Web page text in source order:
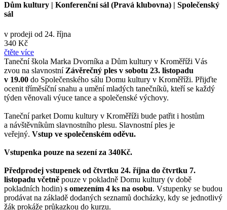
Dům kultury | Konferenční sál (Pravá klubovna) | Společenský
sál
v prodeji od 24. října
340 Kč
čtěte více
Taneční škola Marka Dvorníka a Dům kultury v Kroměříži Vás
zvou na slavnostní Závěrečný ples v sobotu 23. listopadu
v 19.00 do Společenského sálu Domu kultury v Kroměříži. Přijďte
ocenit tříměsíční snahu a umění mladých tanečníků, kteří se každý
týden věnovali výuce tance a společenské výchovy.
Taneční parket Domu kultury v Kroměříži bude patřit i hostům
a návštěvníkům slavnostního plesu. Slavnostní ples je
veřejný. Vstup ve společenském oděvu.
Vstupenka pouze na sezení za 340Kč.
Předprodej vstupenek od čtvrtku 24. října do čtvrtku 7.
listopadu včetně pouze v pokladně Domu kultury (v době
pokladních hodin) s omezením 4 ks na osobu. Vstupenky se budou
prodávat na základě dodaných seznamů docházky, kdy se jednotlivý
žák prokáže průkazkou do kurzu.